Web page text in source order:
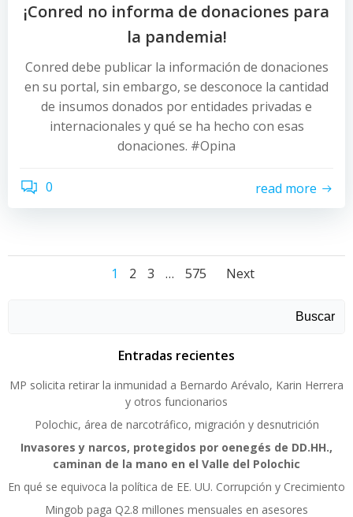
¡Conred no informa de donaciones para
la pandemia!
Conred debe publicar la información de donaciones
en su portal, sin embargo, se desconoce la cantidad
de insumos donados por entidades privadas e
internacionales y qué se ha hecho con esas
donaciones. #Opina
0 read more
Posts
Posts
Page
1 Page
2 Page
3 … Page
575
Posts
Next
Buscar
Entradas recientes
MP solicita retirar la inmunidad a Bernardo Arévalo, Karin Herrera
y otros funcionarios
Polochic, área de narcotráfico, migración y desnutrición
Invasores y narcos, protegidos por oenegés de DD.HH.,
caminan de la mano en el Valle del Polochic
En qué se equivoca la política de EE. UU. Corrupción y Crecimiento
Mingob paga Q2.8 millones mensuales en asesores